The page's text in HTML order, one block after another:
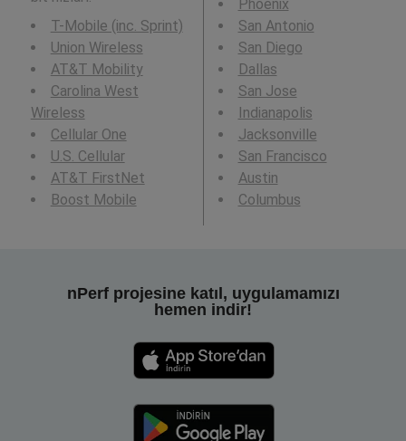
T-Mobile (inc. Sprint)
Union Wireless
AT&T Mobility
Carolina West
Wireless
Cellular One
U.S. Cellular
AT&T FirstNet
Boost Mobile
Phoenix
San Antonio
San Diego
Dallas
San Jose
Indianapolis
Jacksonville
San Francisco
Austin
Columbus
nPerf projesine katıl, uygulamamızı
hemen indir!